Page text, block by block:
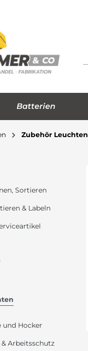
Batterien
Zubehör Leuchten
Sortieren
& Labeln
und Hocker
Arbeitsschutz